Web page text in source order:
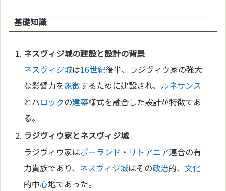
基礎知識
ネスヴィジ城の建設と設計の背景
ネスヴィジ城は16世紀後半、ラジヴィウ家の強大
な影響力を象徴するために建設され、 ルネサンス
とバロックの建築様式を融合した設計が特徴であ
る。
ラジヴィウ家とネスヴィジ城
ラジヴィウ家はポーランド ・ リトアニア連合の有
力貴族であり、 ネスヴィジ城はその政治的、文化
的中心地であった。